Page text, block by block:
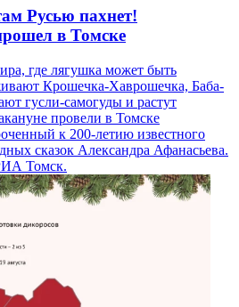
Русью пахнет!
в Томске
где лягушка может быть
Крошечка-Хаврошечка, Баба-
гусли-самогуды и растут
провели в Томске
к 200-летию известного
сказок Александра Афанасьева.
Томск.